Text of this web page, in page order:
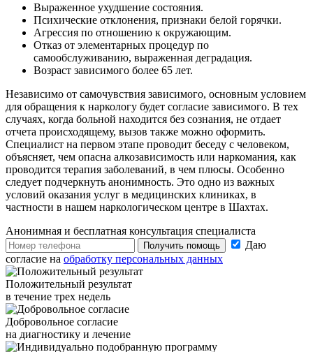
Выраженное ухудшение состояния.
Психические отклонения, признаки белой горячки.
Агрессия по отношению к окружающим.
Отказ от элементарных процедур по
самообслуживанию, выраженная деградация.
Возраст зависимого более 65 лет.
Независимо от самочувствия зависимого, основным условием
для обращения к наркологу будет согласие зависимого. В тех
случаях, когда больной находится без сознания, не отдает
отчета происходящему, вызов также можно оформить.
Специалист на первом этапе проводит беседу с человеком,
объясняет, чем опасна алкозависимость или наркомания, как
проводится терапия заболеваний, в чем плюсы. Особенно
следует подчеркнуть анонимность. Это одно из важных
условий оказания услуг в медицинских клиниках, в
частности в нашем наркологическом центре в Шахтах.
Анонимная и бесплатная консультация специалиста
Получить помощь
Даю
согласие на обработку персональных данных
Положительный результат
в течение трех недель
Добровольное согласие
на диагностику и лечение